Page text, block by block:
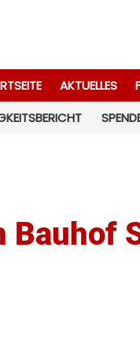
AKTUELLES
Bauhof